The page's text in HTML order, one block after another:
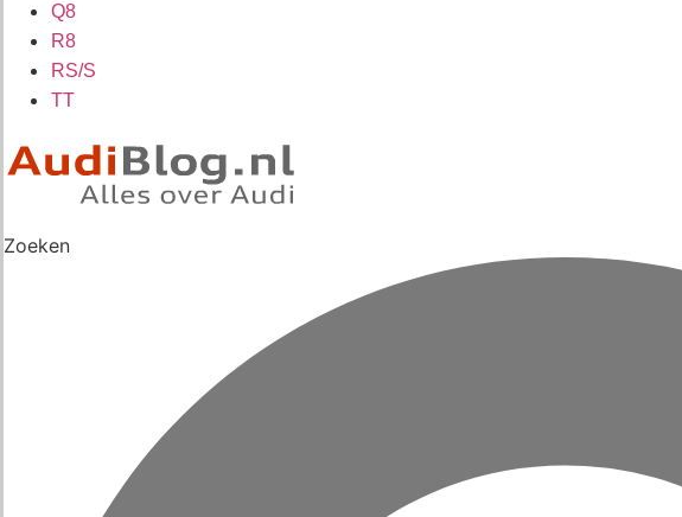
Q8
R8
RS/S
TT
Zoeken